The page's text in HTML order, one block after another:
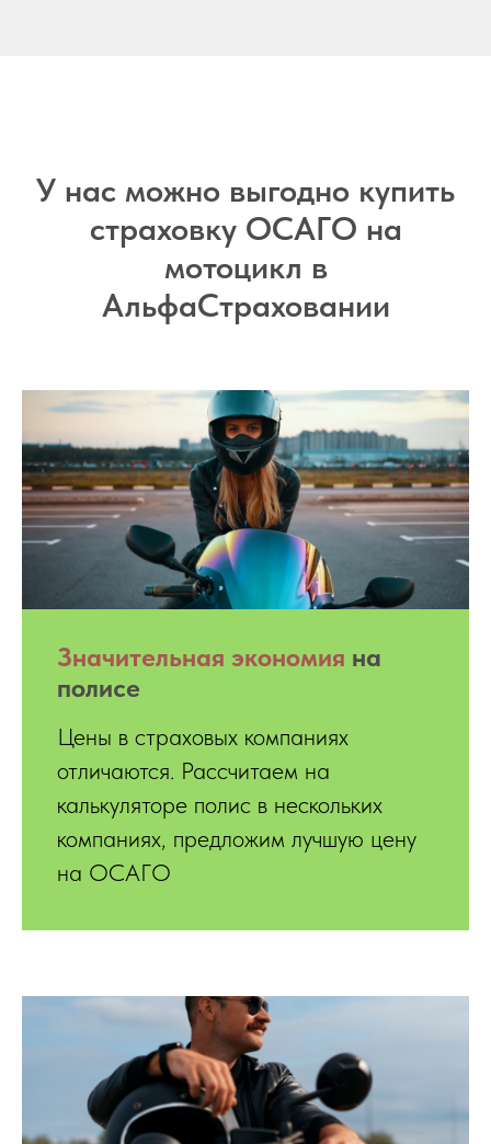
У нас можно выгодно купить
страховку ОСАГО на
мотоцикл в
АльфаСтраховании
Значительная экономия на
полисе
Цены в страховых компаниях
отличаются. Рассчитаем на
калькуляторе полис в нескольких
компаниях, предложим лучшую цену
на ОСАГО